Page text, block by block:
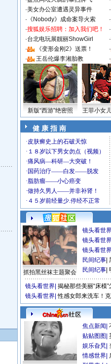
·美女办公室遭遇灵异事件 ·
· 《Nobody》成命案导火索 ·
·搜狐娱乐招聘：加入我们吧！ ·
·台北电玩展靓丽ShowGirl ·
·
《变形金刚2》送票！ ·
·
王岳伦爆李湘胎教 ·
新版“西游”绝密照 王菲小女
健 康 指 南
抓拍黑丝袜主题聚会
镜头看世
镜头看世
镜头看世
民间纪事
民间纪事
镜头看世界 揭秘那些美丽“床模
镜头看世界 性感女郎来洗车！
焦点新闻
贴贴图图
娱乐旮旯
情感世界